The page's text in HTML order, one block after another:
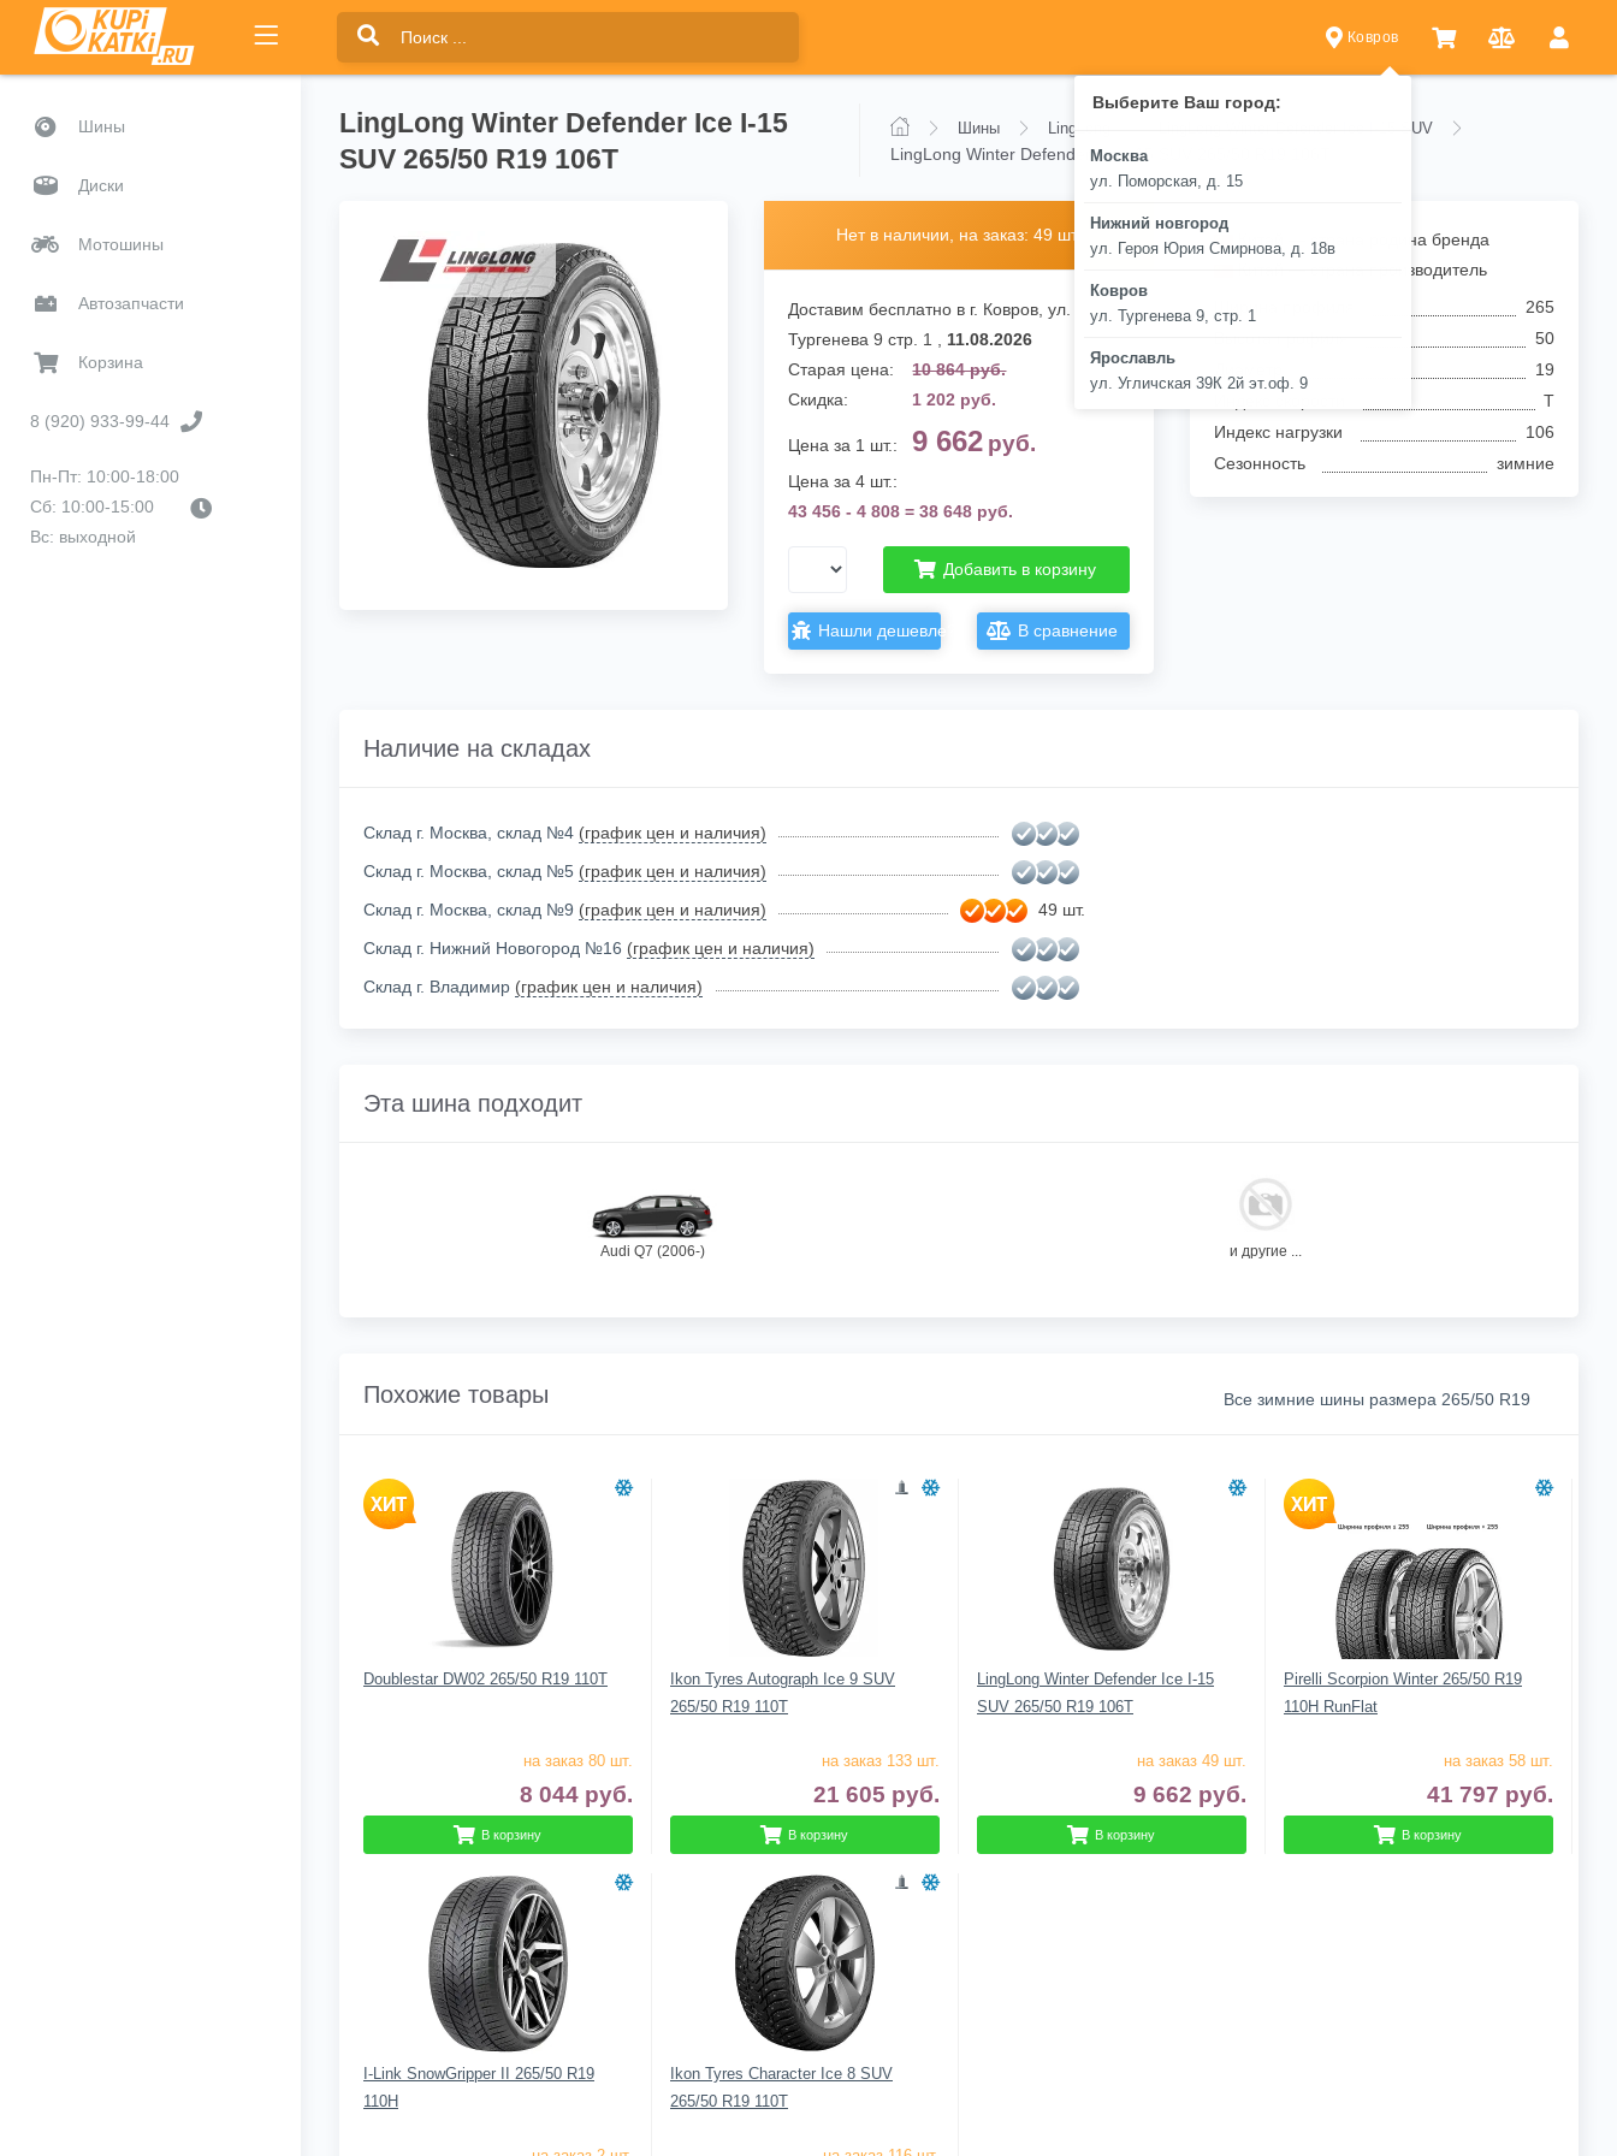
Ковров
Выберите Ваш город:
Москва
ул. Поморская, д. 15
Нижний новгород
ул. Героя Юрия Смирнова, д. 18в
Ковров
ул. Тургенева 9, стр. 1
Ярославль
ул. Угличская 39К 2й эт.оф. 9
Шины
Диски
Мотошины
Автозапчасти
Корзина
8 (920) 933-99-44
Пн-Пт: 10:00-18:00
Сб: 10:00-15:00
Вс: выходной
LingLong Winter Defender Ice I-15
SUV 265/50 R19 106T
Шины LingLong LingLong Winter Defender Ice I-15 SUV
LingLong Winter Defender Ice I-15 SUV 265/50 R19 106T
Нет в наличии, на заказ: 49 шт.
Доставим бесплатно в г. Ковров,ул.
Тургенева 9 стр. 1
11.08.2026
Старая цена:
10 864 руб.
Скидка:
1 202 руб.
Цена за 1 шт.: 9 662 руб.
Цена за 4 шт.:
43 456 - 4 808 = 38 648 руб.
Добавить в корзину
Нашли дешевле? В сравнение
Китай — страна родина бренда
Китай — страна производитель
Ширина профиля
265
50
19
T
Индекс нагрузки
106
Сезонность
зимние
Наличие на складах
Склад г. Москва, склад №4 (график цен и наличия)
Склад г. Москва, склад №5 (график цен и наличия)
Склад г. Москва, склад №9 (график цен и наличия)
49 шт.
Склад г. Нижний Новогород №16 (график цен и наличия)
Склад г. Владимир (график цен и наличия)
Эта шина подходит
Audi Q7 (2006-) и другие ...
Похожие товары Все зимние шины размера 265/50 R19
Doublestar DW02 265/50 R19 110T
на заказ 80 шт.
8 044 руб.
В корзину
Ikon Tyres Autograph Ice 9 SUV
265/50 R19 110T
на заказ 133 шт.
21 605 руб.
В корзину
LingLong Winter Defender Ice I-15
SUV 265/50 R19 106T
на заказ 49 шт.
9 662 руб.
В корзину
Pirelli Scorpion Winter 265/50 R19
110H RunFlat
на заказ 58 шт.
41 797 руб.
В корзину
I-Link SnowGripper II 265/50 R19
110H
Ikon Tyres Character Ice 8 SUV
265/50 R19 110T